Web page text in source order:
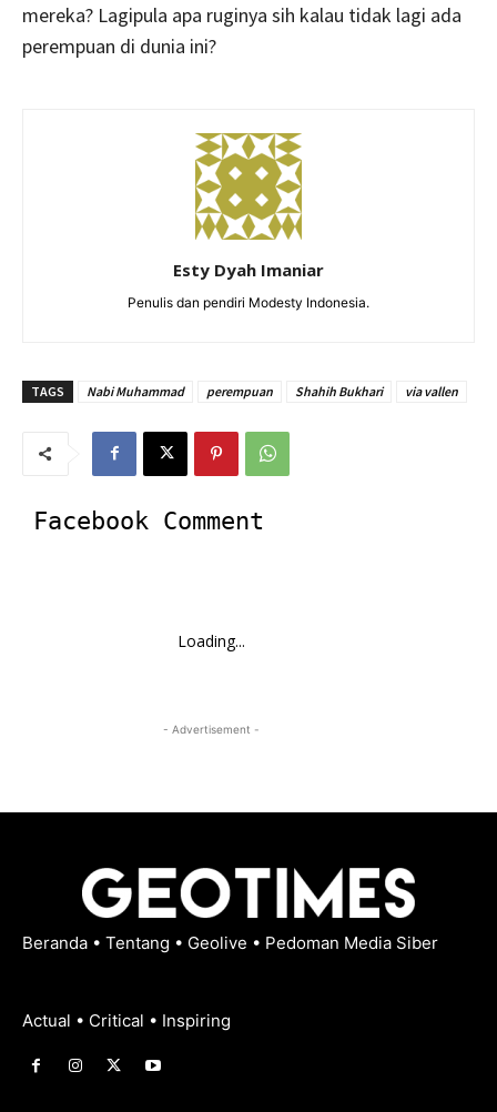
mereka? Lagipula apa ruginya sih kalau tidak lagi ada
perempuan di dunia ini?
Esty Dyah Imaniar
Penulis dan pendiri Modesty Indonesia.
TAGS Nabi Muhammad perempuan Shahih Bukhari via vallen
Facebook Comment
Loading...
- Advertisement -
Beranda • Tentang • Geolive • Pedoman Media Siber
Actual • Critical • Inspiring